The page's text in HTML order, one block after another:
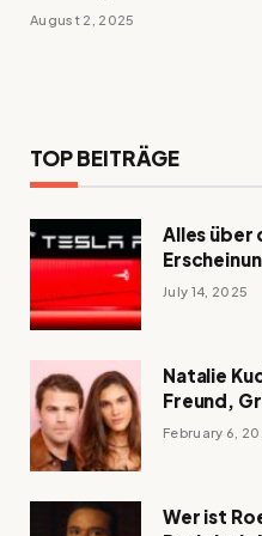
August 2, 2025
TOP BEITRÄGE
Alles über
July 14, 2025
Natalie
Freund,
und mehr
February 6,
Wer ist